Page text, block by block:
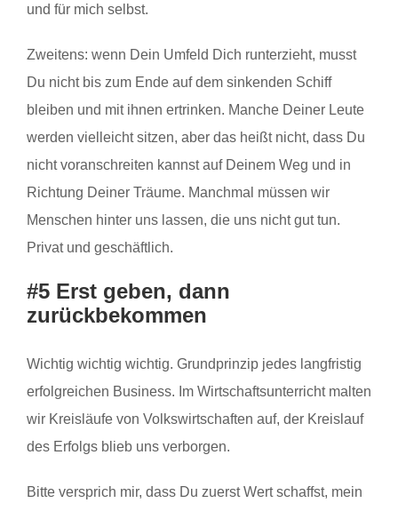
und für mich selbst.
Zweitens: wenn Dein Umfeld Dich runterzieht, musst
Du nicht bis zum Ende auf dem sinkenden Schiff
bleiben und mit ihnen ertrinken. Manche Deiner Leute
werden vielleicht sitzen, aber das heißt nicht, dass Du
nicht voranschreiten kannst auf Deinem Weg und in
Richtung Deiner Träume. Manchmal müssen wir
Menschen hinter uns lassen, die uns nicht gut tun.
Privat und geschäftlich.
#5 Erst geben, dann
zurückbekommen
Wichtig wichtig wichtig. Grundprinzip jedes langfristig
erfolgreichen Business. Im Wirtschaftsunterricht malten
wir Kreisläufe von Volkswirtschaften auf, der Kreislauf
des Erfolgs blieb uns verborgen.
Bitte versprich mir, dass Du zuerst Wert schaffst, mein